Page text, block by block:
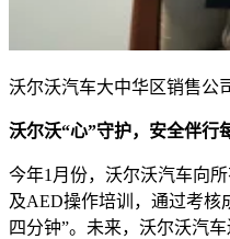
沃尔沃汽车大中华区销售公
沃尔沃“心”守护，安全伴行
今年1月份，沃尔沃汽车向
及AED操作培训，通过考核
四分钟”。未来，沃尔沃汽